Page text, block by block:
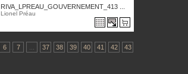
RIVA_LPREAU_GOUVERNEMENT_413 ...
Lionel Préau
6 7 37 38 39 40 41 42 43